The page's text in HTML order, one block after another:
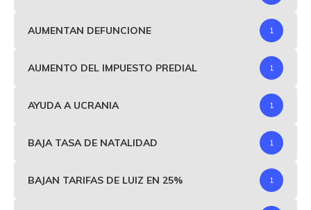
AUMENTAN DEFUNCIONE 1
AUMENTO DEL IMPUESTO PREDIAL 1
AYUDA A UCRANIA 1
BAJA TASA DE NATALIDAD 1
BAJAN TARIFAS DE LUIZ EN 25% 1